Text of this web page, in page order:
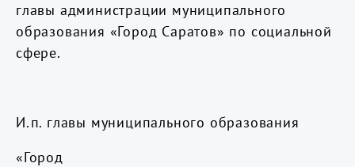
главы администрации муниципального
образования «Город Саратов» по социальной
сфере.
И.п. главы муниципального образования
«Город